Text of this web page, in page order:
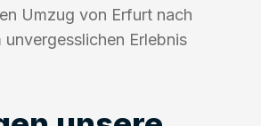
Umzug von Erfurt nach
unvergesslichen Erlebnis